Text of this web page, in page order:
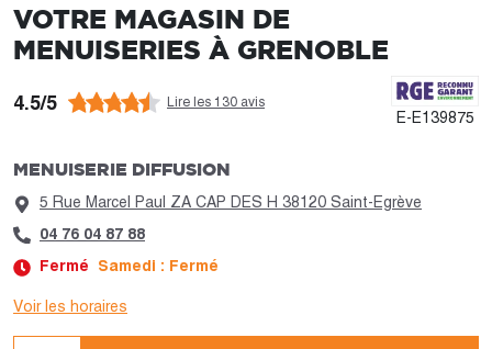
VOTRE MAGASIN DE
MENUISERIES À GRENOBLE
4.5/5 Lire les 130 avis
E-E139875
MENUISERIE DIFFUSION
5 Rue Marcel Paul ZA CAP DES H 38120 Saint-Egrève
04 76 04 87 88
Fermé
Samedi : Fermé
Voir les horaires
Jour :
Horaires :